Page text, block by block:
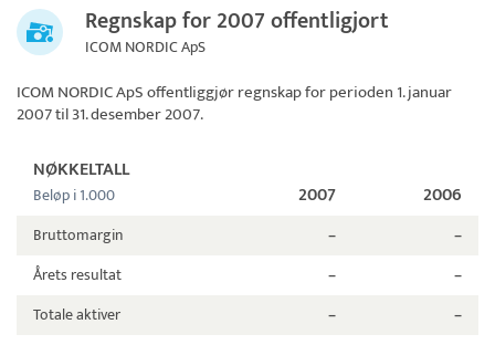
Regnskap for 2007 offentligjort
ICOM NORDIC ApS
ICOM NORDIC ApSoffentliggjør regnskap for perioden 1. januar
2007 til 31. desember 2007.
NØKKELTALL
Beløp i 1.000 2007 2006
Bruttomargin –
–
Årets resultat
–
–
Totale aktiver
–
–